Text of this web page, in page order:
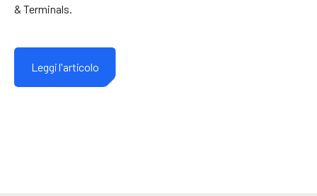
& Terminals.
Leggi l'articolo